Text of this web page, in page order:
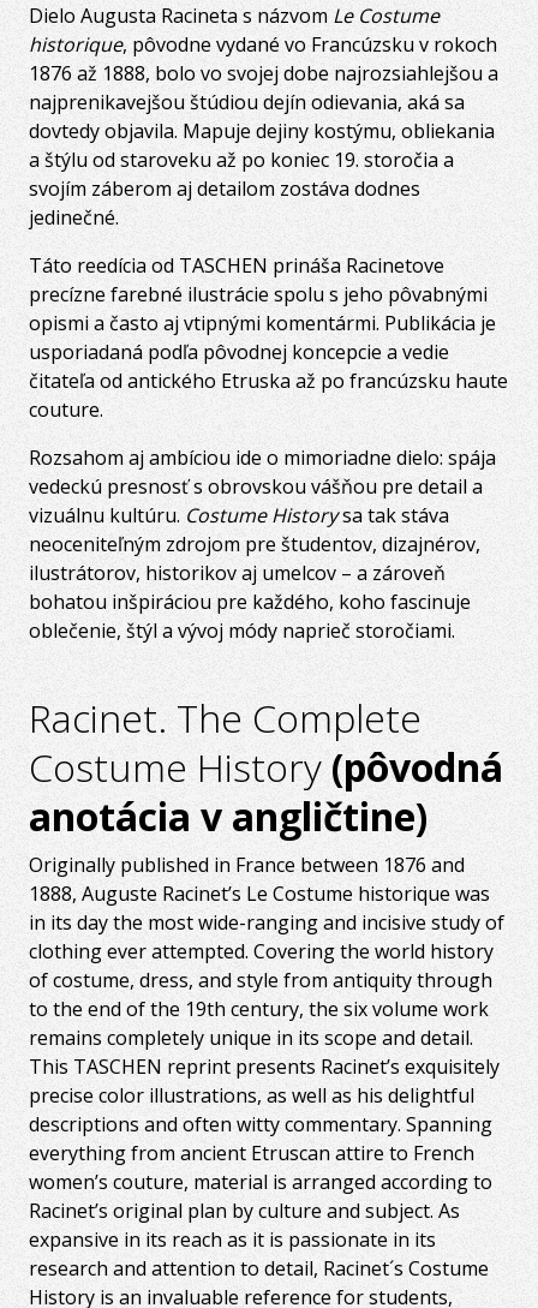
Dielo Augusta Racineta s názvom Le Costume
historique, pôvodne vydané vo Francúzsku v rokoch
1876 až 1888, bolo vo svojej dobe najrozsiahlejšou a
najprenikavejšou štúdiou dejín odievania, aká sa
dovtedy objavila. Mapuje dejiny kostýmu, obliekania
a štýlu od staroveku až po koniec 19. storočia a
svojím záberom aj detailom zostáva dodnes
jedinečné.
Táto reedícia od TASCHEN prináša Racinetove
precízne farebné ilustrácie spolu s jeho pôvabnými
opismi a často aj vtipnými komentármi. Publikácia je
usporiadaná podľa pôvodnej koncepcie a vedie
čitateľa od antického Etruska až po francúzsku haute
couture.
Rozsahom aj ambíciou ide o mimoriadne dielo: spája
vedeckú presnosť s obrovskou vášňou pre detail a
vizuálnu kultúru. Costume Historysa tak stáva
neoceniteľným zdrojom pre študentov, dizajnérov,
ilustrátorov, historikov aj umelcov – a zároveň
bohatou inšpiráciou pre každého, koho fascinuje
oblečenie, štýl a vývoj módy naprieč storočiami.
Racinet. The Complete
Costume History (pôvodná
anotácia v angličtine)
Originally published in France between 1876 and
1888, Auguste Racinet’s Le Costume historique was
in its day the most wide-ranging and incisive study of
clothing ever attempted. Covering the world history
of costume, dress, and style from antiquity through
to the end of the 19th century, the six volume work
remains completely unique in its scope and detail.
This TASCHEN reprint presents Racinet’s exquisitely
precise color illustrations, as well as his delightful
descriptions and often witty commentary. Spanning
everything from ancient Etruscan attire to French
women’s couture, material is arranged according to
Racinet’s original plan by culture and subject. As
expansive in its reach as it is passionate in its
research and attention to detail, Racinet´s Costume
History is an invaluable reference for students,